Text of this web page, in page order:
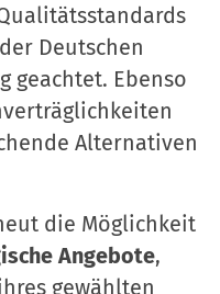
Deutschen
geachtet. Ebenso
Alternativen
die Möglichkeit
Angebote,
gewählten